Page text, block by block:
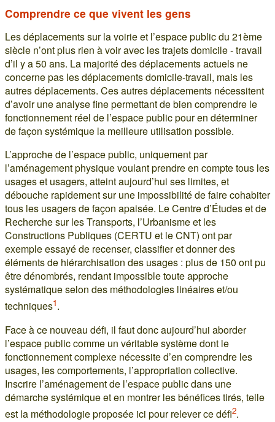
Comprendre ce que vivent les gens
Les déplacements sur la voirie et l’espace public du 21ème
siècle n’ont plus rien à voir avec les trajets domicile - travail
d’il y a 50 ans. La majorité des déplacements actuels ne
concerne pas les déplacements domicile-travail, mais les
autres déplacements. Ces autres déplacements nécessitent
d’avoir une analyse fine permettant de bien comprendre le
fonctionnement réel de l’espace public pour en déterminer
de façon systémique la meilleure utilisation possible.
L’approche de l’espace public, uniquement par
l’aménagement physique voulant prendre en compte tous les
usages et usagers, atteint aujourd’hui ses limites, et
débouche rapidement sur une impossibilité de faire cohabiter
tous les usagers de façon apaisée. Le Centre d’Études et de
Recherche sur les Transports, l’Urbanisme et les
Constructions Publiques (CERTU et le CNT) ont par
exemple essayé de recenser, classifier et donner des
éléments de hiérarchisation des usages : plus de 150 ont pu
être dénombrés, rendant impossible toute approche
systématique selon des méthodologies linéaires et/ou
techniques1.
Face à ce nouveau défi, il faut donc aujourd’hui aborder
l’espace public comme un véritable système dont le
fonctionnement complexe nécessite d’en comprendre les
usages, les comportements, l’appropriation collective.
Inscrire l’aménagement de l’espace public dans une
démarche systémique et en montrer les bénéfices tirés, telle
est la méthodologie proposée ici pour relever ce défi2.